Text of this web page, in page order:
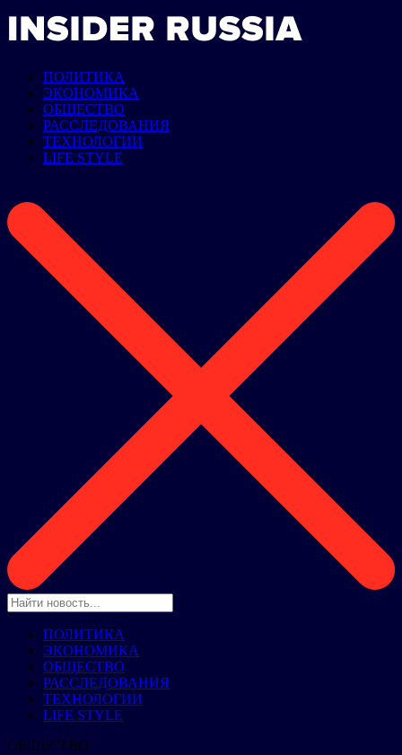
ПОЛИТИКА
ЭКОНОМИКА
ОБЩЕСТВО
РАССЛЕДОВАНИЯ
ТЕХНОЛОГИИ
LIFE STYLE
ПОЛИТИКА
ЭКОНОМИКА
ОБЩЕСТВО
РАССЛЕДОВАНИЯ
ТЕХНОЛОГИИ
LIFE STYLE
ОБЩЕСТВО